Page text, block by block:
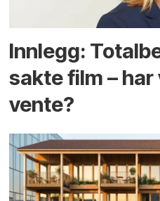
Innlegg:
sakte film – har
vente?